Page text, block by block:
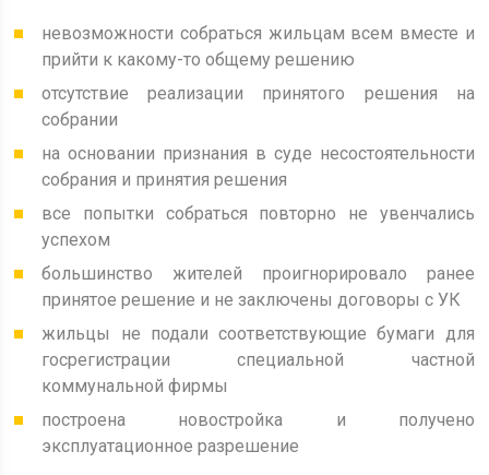
невозможности собраться жильцам всем вместе и
прийти к какому-то общему решению
отсутствие реализации принятого решения на
собрании
на основании признания в суде несостоятельности
собрания и принятия решения
все попытки собраться повторно не увенчались
успехом
большинство жителей проигнорировало ранее
принятое решение и не заключены договоры с УК
жильцы не подали соответствующие бумаги для
госрегистрации специальной частной
коммунальной фирмы
построена новостройка и получено
эксплуатационное разрешение